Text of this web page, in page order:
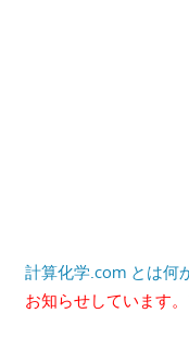
計算化学.com とは何
お知らせしています